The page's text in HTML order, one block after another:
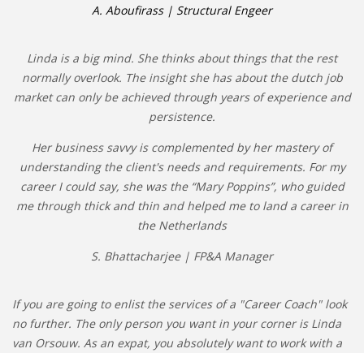
A. Aboufirass | Structural Engeer
Linda is a big mind. She thinks about things that the rest
normally overlook. The insight she has about the dutch job
market can only be achieved through years of experience and
persistence.
Her business savvy is complemented by her mastery of
understanding the client's needs and requirements. For my
career I could say, she was the “Mary Poppins”, who guided
me through thick and thin and helped me to land a career in
the Netherlands
S. Bhattacharjee | FP&A Manager
If you are going to enlist the services of a "Career Coach" look
no further. The only person you want in your corner is Linda
van Orsouw. As an expat, you absolutely want to work with a